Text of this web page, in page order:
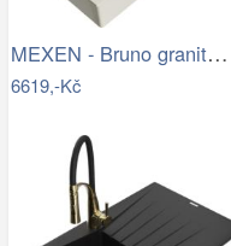
MEXEN - Bruno granitový dřez s…
6619,-Kč